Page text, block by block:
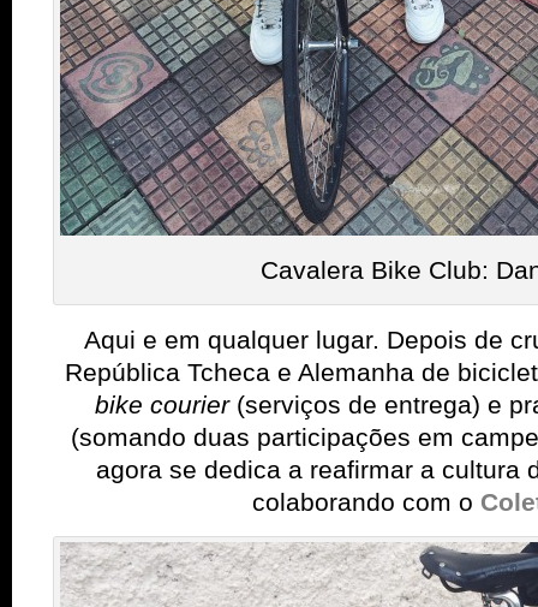
Cavalera Bike Club:
Aqui e em qualquer lugar. Depois de
República Tcheca e Alemanha de
bike courier (serviços de entrega) e
(somando duas participações em
agora se dedica a reafirmar a cultura
colaborando com o